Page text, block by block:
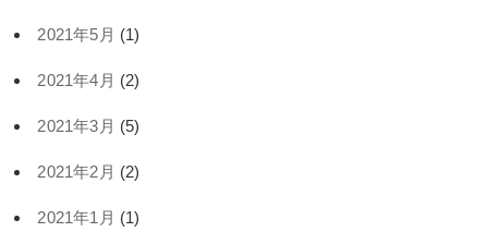
2021年5月 (1)
2021年4月 (2)
2021年3月 (5)
2021年2月 (2)
2021年1月 (1)